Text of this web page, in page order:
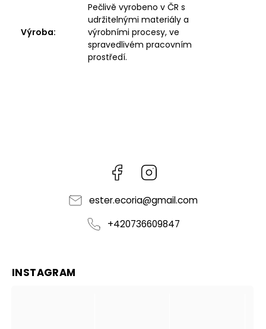
Výroba:
Pečlivě vyrobeno v ČR s
udržitelnými materiály a
výrobními procesy, ve
spravedlivém pracovním
prostředí.
Facebook
ester.ecoria@gmail.com
+420736609847
INSTAGRAM